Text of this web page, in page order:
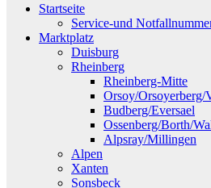
Startseite
Service-und
Marktplatz
Duisburg
Rheinberg
Rheinberg-Mitte
Orsoy/Orsoyerberg/
Budberg/Eversael
Ossenberg/Borth/
Alpsray/Millingen
Alpen
Xanten
Sonsbeck